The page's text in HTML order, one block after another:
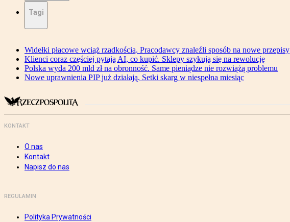
Tagi
Widełki płacowe wciąż rzadkością. Pracodawcy znaleźli sposób na nowe przepisy
Klienci coraz częściej pytają AI, co kupić. Sklepy szykują się na rewolucję
Polska wyda 200 mld zł na obronność. Same pieniądze nie rozwiążą problemu
Nowe uprawnienia PIP już działają. Setki skarg w niespełna miesiąc
KONTAKT
O nas
Kontakt
Napisz do nas
REGULAMIN
Polityka Prywatności